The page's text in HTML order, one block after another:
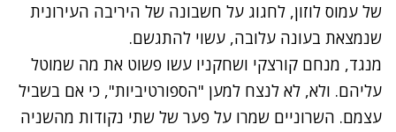
של עמוס לוזון, לחגוג על חשבונה של היריבה העירונית
שנמצאת בעונה עלובה, עשוי להתגשם.
מנגד, מנחם קורצקי ושחקניו עשו פשוט את מה שמוטל
עליהם. ולא, לא לנצח למען "הספורטיביות", כי אם בשביל
עצמם. השרוניים שמרו על פער של שתי נקודות מהשניה